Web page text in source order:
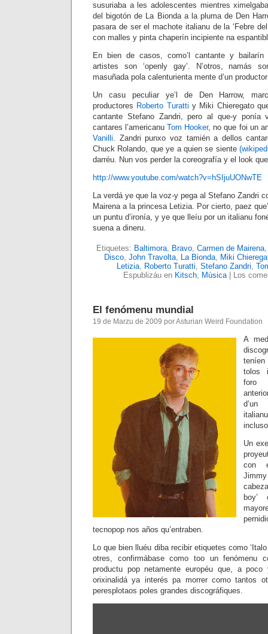
susuriaba a les adolescentes mientres
del bigotón de La Bionda a la pluma de Den
pasara de ser el machote italianu de la ‘Febre
con malles y pinta chaperín incipiente na
En bien de casos, como’l cantante y
artistes son ‘openly gay’. N’otros, namás
masuñada pola calenturienta mente d’un
Un casu peculiar ye’l de Den Harrow,
productores Roberto Turatti y Miki Chieregato
cantante Stefano Zandri, pero al que-y
cantares l’americanuTom Hooker, no que foi un
Vanilli. Zandri punxo voz tamién a dellos
Chuck Rolando, que ye a quien se siente
darréu. Nun vos perder la coreografía y el look
http://www.youtube.com/watch?v=hSIjuUONwTE
La verdá ye que la voz-y pega al Stefano Zandri
Mairena a la princesa Letizia. Por cierto, paez
un puntu d’ironía, y ye que lleíu por un italianu
suena a dineru.
Etiquetes: Baltimora, Bravo, Carmen de Mairena
Disco, John Travolta, La Bionda, Miki
Letizia, Roberto Turatti, Stefano Zandri,
Espublizáu en Kitsch, Música| Los
El fenómenu mundial
19 de Marzu de 2009 por Asturian Weird Foundation
A
tolos
foro
d’un
Un
con
boy’
tecnopop nos años qu’entraben.
Lo que bien lluéu diba recibir etiquetes como ‘Italo
otres, confirmábase como too un fenómenu
productu pop netamente européu que, a
orixinalidá ya interés pa morrer como tantos
peresplotaos poles grandes discográfiques.